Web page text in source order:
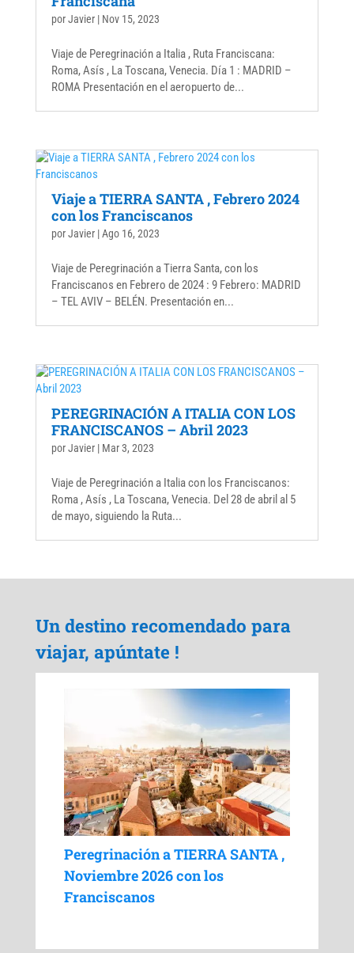
porJavier| Nov 15, 2023
Viaje de Peregrinación a Italia , Ruta Franciscana:
Roma, Asís , La Toscana, Venecia. Día 1 : MADRID –
ROMA Presentación en el aeropuerto de...
Viaje a TIERRA SANTA , Febrero 2024
con los Franciscanos
porJavier|Ago 16, 2023
Viaje de Peregrinación a Tierra Santa, con los
Franciscanos en Febrero de 2024 : 9 Febrero: MADRID
– TEL AVIV – BELÉN. Presentación en...
PEREGRINACIÓN A ITALIA CON LOS
FRANCISCANOS – Abril 2023
porJavier| Mar 3, 2023
Viaje de Peregrinación a Italia con los Franciscanos:
Roma , Asís , La Toscana, Venecia. Del 28 de abril al 5
de mayo, siguiendo la Ruta...
Un destino recomendado para
viajar, apúntate !
Peregrinación a TIERRA SANTA ,
Noviembre 2026 con los
Franciscanos